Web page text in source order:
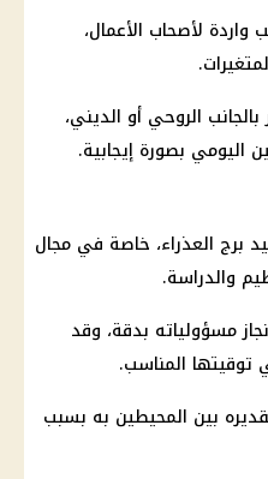
واردة لأصحاب الأعمال،
الروحي أو الديني،
اليومي بصورة إيجابية.
برج العذراء، خاصة في مجال
والدراسة.
مسؤولياته بدقة، وقد
المناسب.
بين المحيطين به بسبب